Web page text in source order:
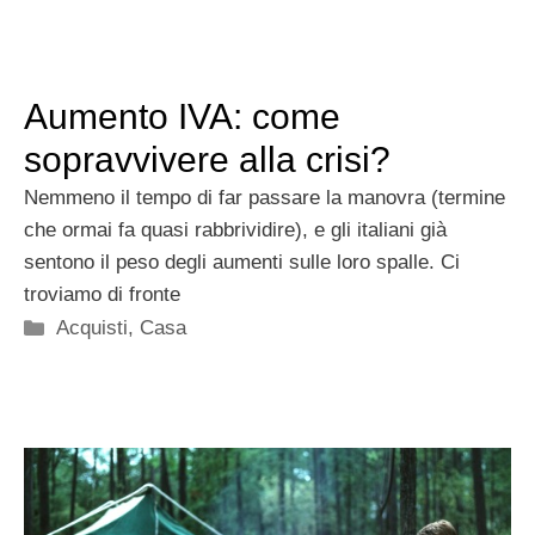
Aumento IVA: come
sopravvivere alla crisi?
Nemmeno il tempo di far passare la manovra (termine
che ormai fa quasi rabbrividire), e gli italiani già
sentono il peso degli aumenti sulle loro spalle. Ci
troviamo di fronte
Categorie
Acquisti, Casa